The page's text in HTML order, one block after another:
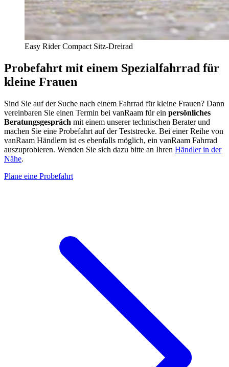
Easy Rider Compact Sitz-Dreirad
Probefahrt mit einem Spezialfahrrad für
kleine Frauen
Sind Sie auf der Suche nach einem Fahrrad für kleine Frauen? Dann
vereinbaren Sie einen Termin bei vanRaam für ein persönliches
Beratungsgespräch mit einem unserer technischen Berater und
machen Sie eine Probefahrt auf der Teststrecke. Bei einer Reihe von
vanRaam Händlern ist es ebenfalls möglich, ein vanRaam Fahrrad
auszuprobieren. Wenden Sie sich dazu bitte an Ihren Händler in der
Nähe.
Plane eine Probefahrt